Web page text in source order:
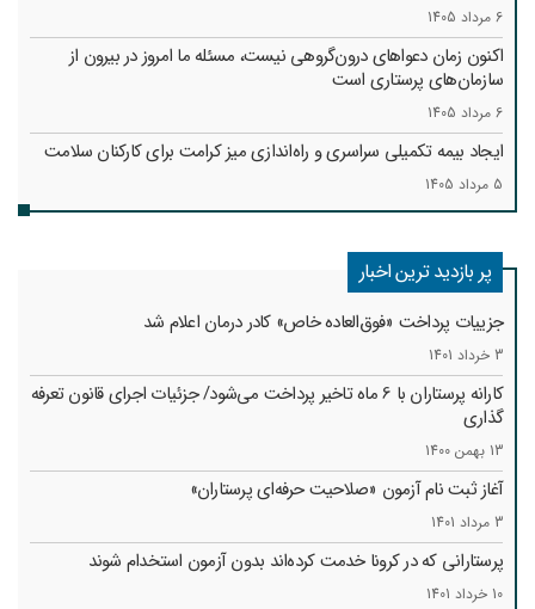
6 مرداد 1405
اکنون زمان دعواهای درون‌گروهی نیست، مسئله ما امروز در بیرون از
سازمان‌های پرستاری است
6 مرداد 1405
ایجاد بیمه تکمیلی سراسری و راه‌اندازی میز کرامت برای کارکنان سلامت
5 مرداد 1405
پر بازدید ترین اخبار
جزییات پرداخت «فوق‌العاده خاص» کادر درمان اعلام شد
3 خرداد 1401
کارانه‌ پرستاران با 6 ماه تاخیر پرداخت می‌شود/ جزئیات اجرای قانون تعرفه
گذاری
13 بهمن 1400
آغاز ثبت نام آزمون «صلاحیت حرفه‌ای پرستاران»
3 مرداد 1401
پرستارانی که در کرونا خدمت کرد‌ه‌اند بدون آزمون استخدام شوند
10 خرداد 1401